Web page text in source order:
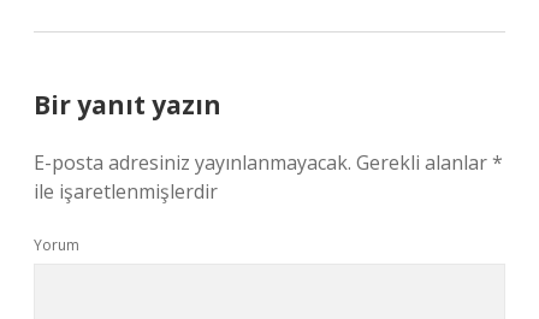
Bir yanıt yazın
E-posta adresiniz yayınlanmayacak. Gerekli alanlar*
ile işaretlenmişlerdir
Yorum